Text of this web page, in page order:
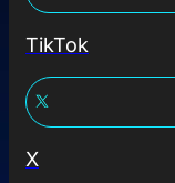
TikTok
X